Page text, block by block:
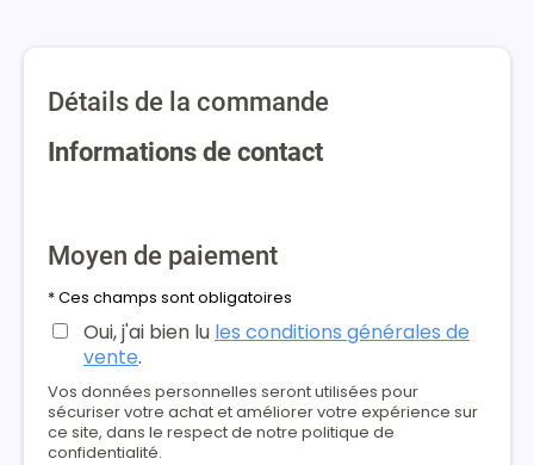
Détails de la commande
Informations de contact
Moyen de paiement
* Ces champs sont obligatoires
Oui, j'ai bien lu les conditions générales de
vente.
Vos données personnelles seront utilisées pour
sécuriser votre achat et améliorer votre expérience sur
ce site, dans le respect de notre politique de
confidentialité.